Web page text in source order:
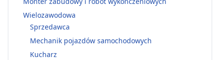
Wielozawodowa
Sprzedawca
Mechanik pojazdów samochodowych
Kucharz